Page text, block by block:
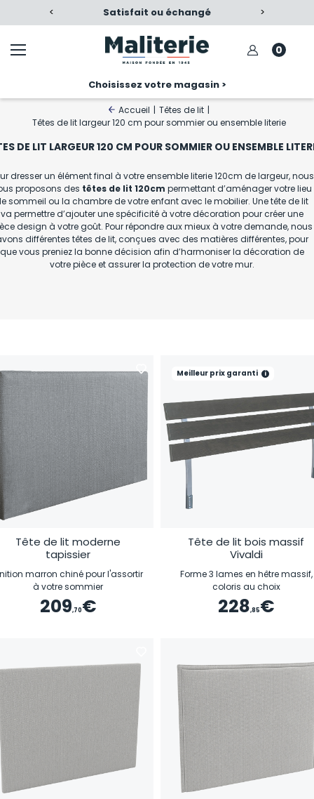
< Satisfait ou échangé >
0
Choisissez votre magasin >
Accueil | Têtes de lit |
Têtes de lit largeur 120 cm pour sommier ou ensemble literie
DE LIT LARGEUR 120 CM POUR SOMMIER OU ENSEMBLE
dresser un élément final à votre ensemble literie 120cm de largeur, nous
proposons des têtes de lit 120cm permettant d’aménager votre lieu
sommeil ou la chambre de votre enfant avec le mobilier. Unetête de lit
va permettre d’ajouter une spécificité à votre décoration pour créer une
design à votre goût. Pour répondre aux mieux à votre demande, nous
différentes têtes de lit, conçues avec des matières différentes, pour
que vous preniez la bonne décision afin d’harmoniser la décoration de
votre pièce et assurer la protection de votre mur.
Tête de lit moderne
tapissier
marron chiné pour l'assortir
à votre sommier
209,70€
Meilleur prix garanti i
Tête de lit bois massif
Vivaldi
Forme 3 lames en hêtre massif,
coloris au choix
228,85€